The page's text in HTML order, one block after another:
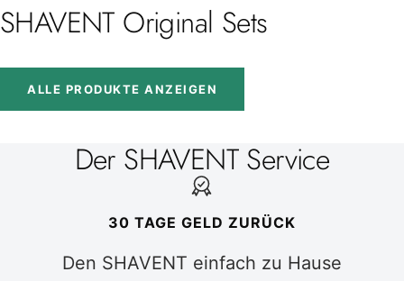
SHAVENT Original Sets
ALLE PRODUKTE ANZEIGEN
Der SHAVENT Service
30 TAGE GELD ZURÜCK
Den SHAVENT einfach zu Hause